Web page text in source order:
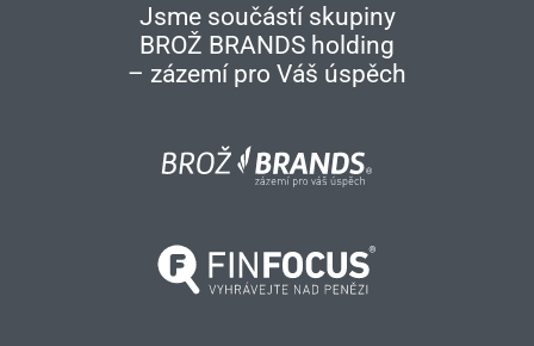
Jsme součástí skupiny
BROŽ BRANDS holding
– zázemí pro Váš úspěch